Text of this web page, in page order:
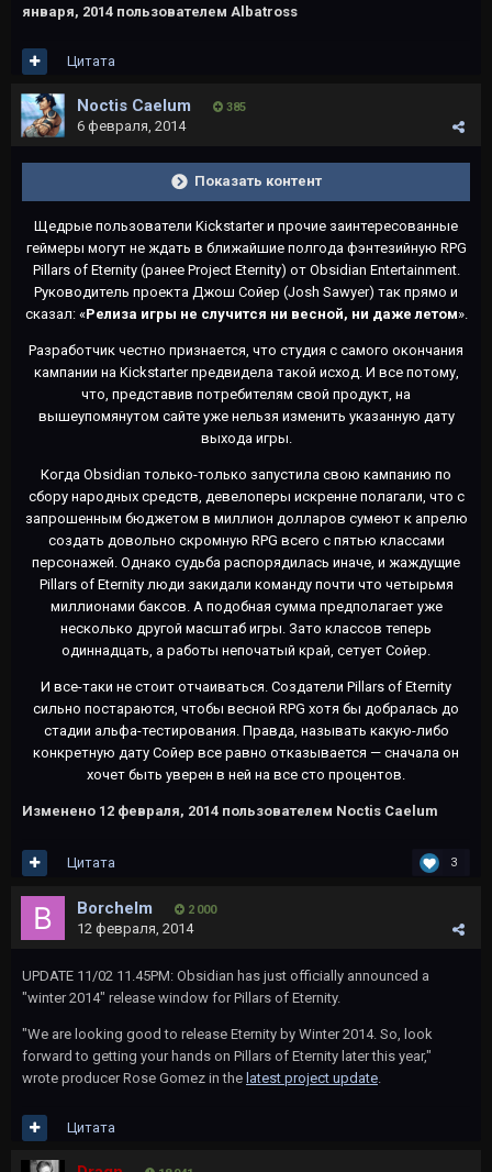
января, 2014 пользователем Albatross
Цитата
Noctis Caelum 385
6 февраля, 2014
Показать контент
Щедрые пользователи Kickstarter и прочие заинтересованные
геймеры могут не ждать в ближайшие полгода фэнтезийную RPG
Pillars of Eternity (ранее Project Eternity) от Obsidian Entertainment.
Руководитель проекта Джош Сойер (Josh Sawyer) так прямо и
сказал: «Релиза игры не случится ни весной, ни даже летом».
Разработчик честно признается, что студия с самого окончания
кампании на Kickstarter предвидела такой исход. И все потому,
что, представив потребителям свой продукт, на
вышеупомянутом сайте уже нельзя изменить указанную дату
выхода игры.
Когда Obsidian только-только запустила свою кампанию по
сбору народных средств, девелоперы искренне полагали, что с
запрошенным бюджетом в миллион долларов сумеют к апрелю
создать довольно скромную RPG всего с пятью классами
персонажей. Однако судьба распорядилась иначе, и жаждущие
Pillars of Eternity люди закидали команду почти что четырьмя
миллионами баксов. А подобная сумма предполагает уже
несколько другой масштаб игры. Зато классов теперь
одиннадцать, а работы непочатый край, сетует Сойер.
И все-таки не стоит отчаиваться. Создатели Pillars of Eternity
сильно постараются, чтобы весной RPG хотя бы добралась до
стадии альфа-тестирования. Правда, называть какую-либо
конкретную дату Сойер все равно отказывается — сначала он
хочет быть уверен в ней на все сто процентов.
Изменено 12 февраля, 2014 пользователем Noctis Caelum
3
Цитата
Borchelm 2 000
12 февраля, 2014
UPDATE 11/02 11.45PM: Obsidian has just officially announced a
"winter 2014" release window for Pillars of Eternity.
"We are looking good to release Eternity by Winter 2014. So, look
forward to getting your hands on Pillars of Eternity later this year,"
wrote producer Rose Gomez in the latest project update.
Цитата